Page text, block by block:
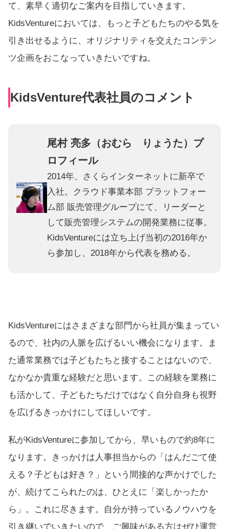
て、素早く適切なご案内を目指していきます。
KidsVentureにおいては、もっと子どもたちのやる気を
引き出せるように、オリジナリティを交えたコンテン
ツ企画をおこなっていきたいですね。
KidsVenture代表社員のコメント
尾村 亮多（おむら りょうた）プ
ロフィール
2014年、さくらインターネットに新卒で
入社。クラウド事業本部 プラットフォー
ム部 販売管理グループにて、リーダーと
して販売管理システムの開発業務に従事。
KidsVentureには立ち上げ当初の2016年か
ら参加し、2018年から代表を務める。
KidsVentureにはさまざまな部門から社員が集まってい
るので、社内の人脈を広げるいい機会になります。ま
た通常業務では子どもたちと接することはないので、
なかなか貴重な経験だと思います。この経験を業務に
も活かして、子どもたちだけではなく自分自身も視野
を広げるきっかけにしてほしいです。
私がKidsVentureに参加してから、早いもので約8年に
なります。きっかけは人事担当からの「はんだごて使
える？子どもは好き？」という間接的な声かけでした
が、続けてこられたのは、ひとえに「楽しかったか
ら」。これに尽きます。自分が持っているノウハウを
引き継いでいきたいので、ご興味がある方はぜひ運営